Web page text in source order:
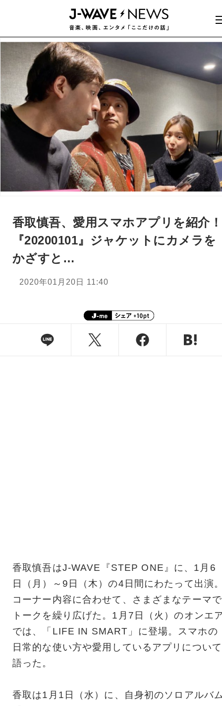
香取慎吾、愛用スマホアプリを紹介！
『20200101』ジャケットにカメラを
かざすと…
2020年01月20日 11:40
香取慎吾はJ-WAVE『STEP ONE』に、1月6
日（月）～9日（木）の4日間にわたって出演
コーナー内容に合わせて、さまざまなテーマで
トークを繰り広げた。1月7日（火）のオンエ
では、「LIFE IN SMART」に登場。スマホの
日常的な使い方や愛用しているアプリについて
語った。
香取は1月1日（水）に、自身初のソロアルバ